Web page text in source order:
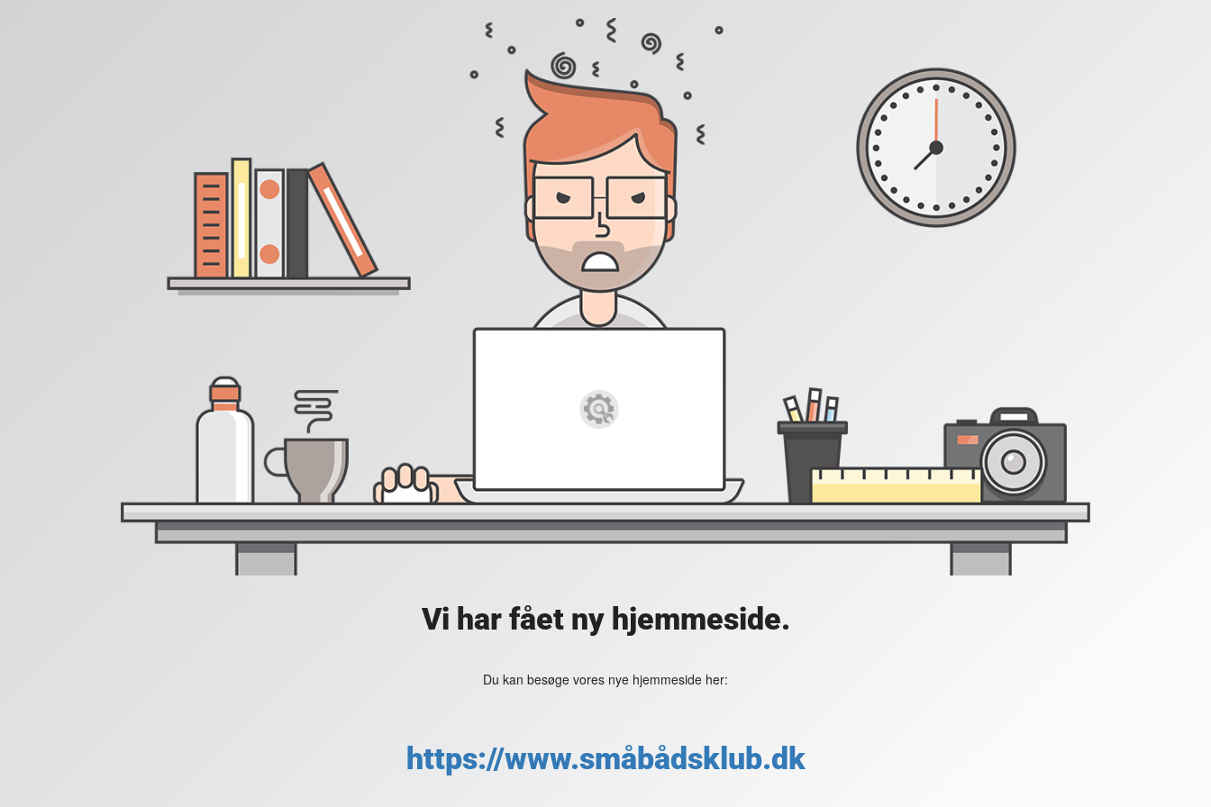
Vi har fået ny hjemmeside.
Du kan besøge vores nye hjemmeside her:
https://www.småbådsklub.dk